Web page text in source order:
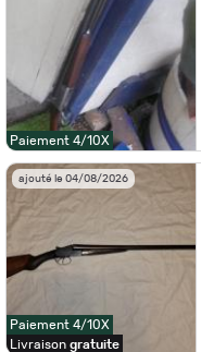
Paiement 4/10X
ajouté le 04/08/2026
Paiement 4/10X
Livraison gratuite